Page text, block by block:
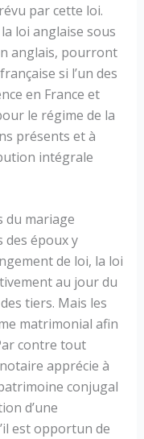
par cette loi.
loi anglaise sous
anglais, pourront
si l’un des
en France et
le régime de la
présents et à
intégrale
du mariage
des époux y
de loi, la loi
au jour du
tiers. Mais les
matrimonial afin
contre tout
apprécie à
conjugal
d’une
est opportun de